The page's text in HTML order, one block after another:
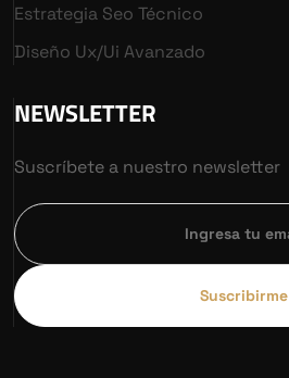
Estrategia Seo Técnico
Diseño Ux/ui Avanzado
NEWSLETTER
Suscríbete a nuestro newsletter
Suscribirme